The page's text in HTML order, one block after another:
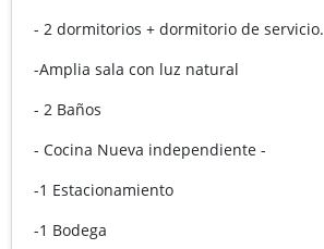
- 2 dormitorios + dormitorio de servicio.
-Amplia sala con luz natural
- 2 Baños
- Cocina Nueva independiente -
-1 Estacionamiento
-1 Bodega